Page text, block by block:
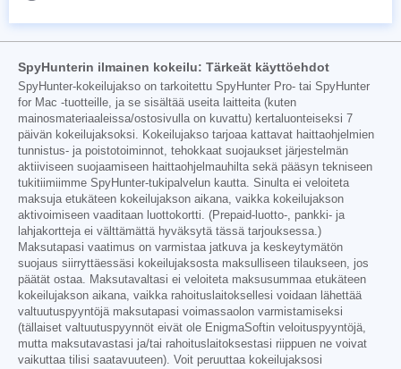
SpyHunterin ilmainen kokeilu: Tärkeät käyttöehdot
SpyHunter-kokeilujakso on tarkoitettu SpyHunter Pro- tai SpyHunter
for Mac -tuotteille, ja se sisältää useita laitteita (kuten
mainosmateriaaleissa/ostosivulla on kuvattu) kertaluonteiseksi 7
päivän kokeilujaksoksi. Kokeilujakso tarjoaa kattavat haittaohjelmien
tunnistus- ja poistotoiminnot, tehokkaat suojaukset järjestelmän
aktiiviseen suojaamiseen haittaohjelmauhilta sekä pääsyn tekniseen
tukitiimiimme SpyHunter-tukipalvelun kautta. Sinulta ei veloiteta
maksuja etukäteen kokeilujakson aikana, vaikka kokeilujakson
aktivoimiseen vaaditaan luottokortti. (Prepaid-luotto-, pankki- ja
lahjakortteja ei välttämättä hyväksytä tässä tarjouksessa.)
Maksutapasi vaatimus on varmistaa jatkuva ja keskeytymätön
suojaus siirryttäessäsi kokeilujaksosta maksulliseen tilaukseen, jos
päätät ostaa. Maksutavaltasi ei veloiteta maksusummaa etukäteen
kokeilujakson aikana, vaikka rahoituslaitoksellesi voidaan lähettää
valtuutuspyyntöjä maksutapasi voimassaolon varmistamiseksi
(tällaiset valtuutuspyynnöt eivät ole EnigmaSoftin veloituspyyntöjä,
mutta maksutavastasi ja/tai rahoituslaitoksestasi riippuen ne voivat
vaikuttaa tilisi saatavuuteen). Voit peruuttaa kokeilujaksosi